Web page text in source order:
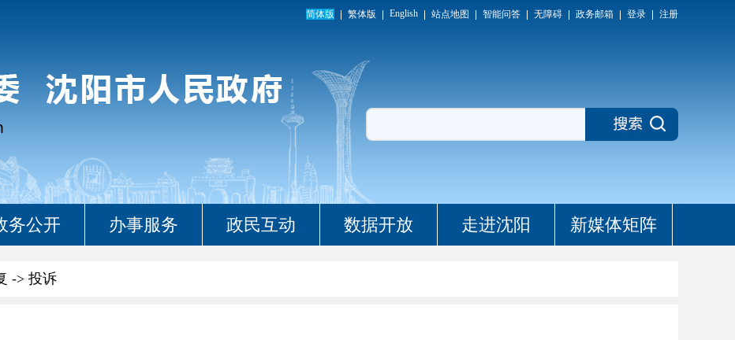
简体版 繁体版 English 站点地图 智能问答 无障碍 政务邮箱 登录 注册
务公开 办事服务 政民互动 数据开放 走进沈阳 新媒体矩阵
-> 投诉